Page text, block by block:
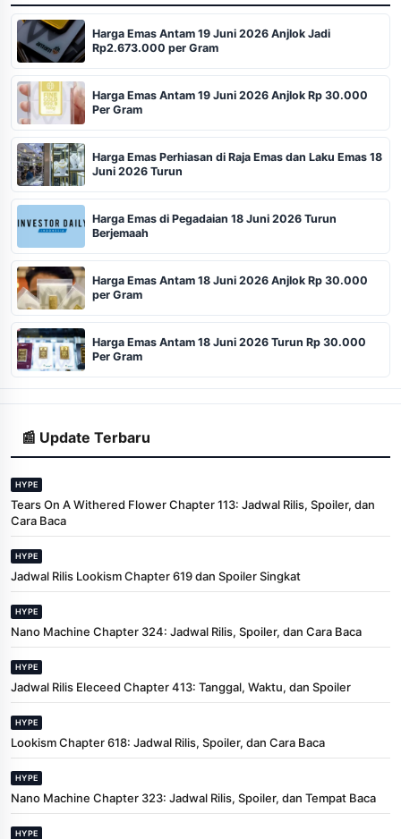
Harga Emas Antam 19 Juni 2026 Anjlok Jadi
Rp2.673.000 per Gram
Harga Emas Antam 19 Juni 2026 Anjlok Rp 30.000
Per Gram
Harga Emas Perhiasan di Raja Emas dan Laku Emas 18
Juni 2026 Turun
Harga Emas di Pegadaian 18 Juni 2026 Turun
Berjemaah
Harga Emas Antam 18 Juni 2026 Anjlok Rp 30.000
per Gram
Harga Emas Antam 18 Juni 2026 Turun Rp 30.000
Per Gram
📰 Update Terbaru
HYPE
Tears On A Withered Flower Chapter 113: Jadwal Rilis, Spoiler, dan
Cara Baca
HYPE
Jadwal Rilis Lookism Chapter 619 dan Spoiler Singkat
HYPE
Nano Machine Chapter 324: Jadwal Rilis, Spoiler, dan Cara Baca
HYPE
Jadwal Rilis Eleceed Chapter 413: Tanggal, Waktu, dan Spoiler
HYPE
Lookism Chapter 618: Jadwal Rilis, Spoiler, dan Cara Baca
HYPE
Nano Machine Chapter 323: Jadwal Rilis, Spoiler, dan Tempat Baca
HYPE